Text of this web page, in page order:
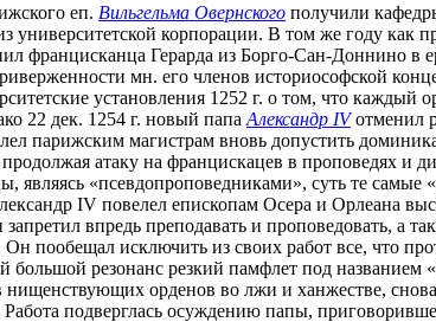
еп. Вильгельма Овернского получили
корпорации. В том же году как
францисканца Герарда из Борго-Сан-Доннино в
мн. его членов историософской
установления 1252 г. о том, что каждый
22 дек. 1254 г. новый папа Александр IVотменил
парижским магистрам вновь допустить
атаку на францискацев в проповедях и
являясь «псевдопроповедниками», суть те
IV повелел епископам Осера и Орлеана
впредь преподавать и проповедовать, а
пообещал исключить из своих работ все, что
резонанс резкий памфлет под названием
орденов во лжи и ханжестве,
подверглась осуждению папы,